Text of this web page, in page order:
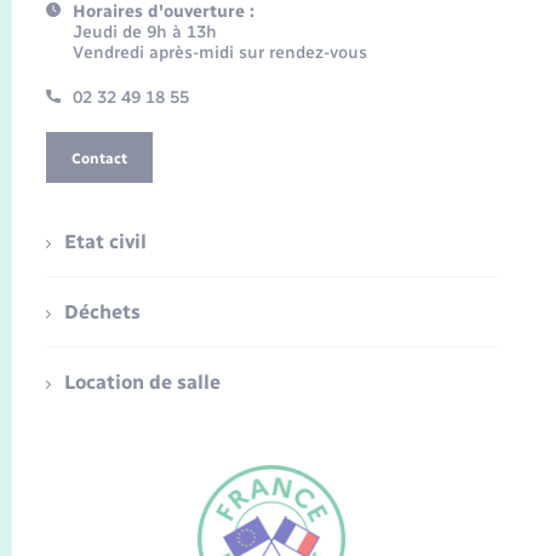
Horaires d'ouverture :
Jeudi de 9h à 13h
Vendredi après-midi sur rendez-vous
02 32 49 18 55
Contact
Etat civil
Déchets
Location de salle